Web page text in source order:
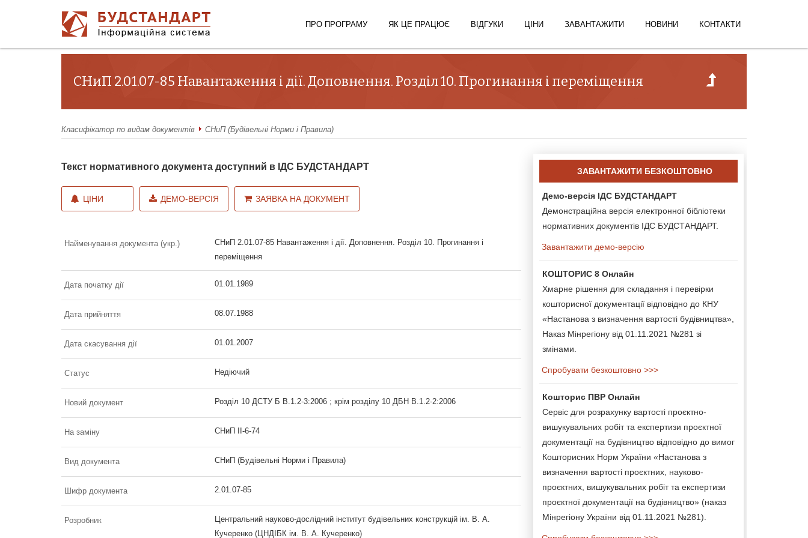
ПРО ПРОГРАМУ ЯК ЦЕ ПРАЦЮЄ ВІДГУКИ ЦІНИ ЗАВАНТАЖИТИ НОВИНИ КОНТАКТИ
СНиП 2.01.07-85 Навантаження і дії. Доповнення. Розділ 10. Прогинання і переміщення
Класифікатор по видам документів СНиП (Будівельні Норми і Правила)
Текст нормативного документа доступний в ІДС БУДСТАНДАРТ
ЦІНИ ДЕМО-ВЕРСІЯ ЗАЯВКА НА ДОКУМЕНТ
Найменування документа (укр.)
СНиП 2.01.07-85 Навантаження і дії. Доповнення. Розділ 10. Прогинання і
переміщення
Дата початку дії 01.01.1989
Дата прийняття 08.07.1988
Дата скасування дії 01.01.2007
Статус Недіючий
Новий документ Розділ 10 ДСТУ Б В.1.2-3:2006 ; крім розділу 10 ДБН В.1.2-2:2006
На заміну СНиП ІІ-6-74
Вид документа СНиП (Будівельні Норми і Правила)
Шифр документа 2.01.07-85
Розробник
Центральний науково-дослідний інститут будівельних конструкцій ім. В. А.
Кучеренко (ЦНДІБК ім. В. А. Кучеренко)
ЗАВАНТАЖИТИ БЕЗКОШТОВНО
Демо-версія ІДС БУДСТАНДАРТ
Демонстраційна версія електронної бібліотеки
нормативних документів ІДС БУДСТАНДАРТ.
Завантажити демо-версію
КОШТОРИС 8 Онлайн
Хмарне рішення для складання і перевірки
кошторисної документації відповідно до КНУ
«Настанова з визначення вартості будівництва»,
Наказ Мінрегіону від 01.11.2021 №281 зі
змінами.
Спробувати безкоштовно >>>
Кошторис ПВР Онлайн
Сервіс для розрахунку вартості проєктно-
вишукувальних робіт та експертизи проєктної
документації на будівництво відповідно до вимог
Кошторисних Норм України «Настанова з
визначення вартості проєктних, науково-
проєктних, вишукувальних робіт та експертизи
проєктної документації на будівництво» (наказ
Мінрегіону України від 01.11.2021 №281).